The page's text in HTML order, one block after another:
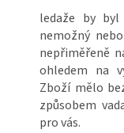
ledaže by byl
nemožný
nepřiměřeně
ohledem na
Zboží mělo
způsobem
pro vás.